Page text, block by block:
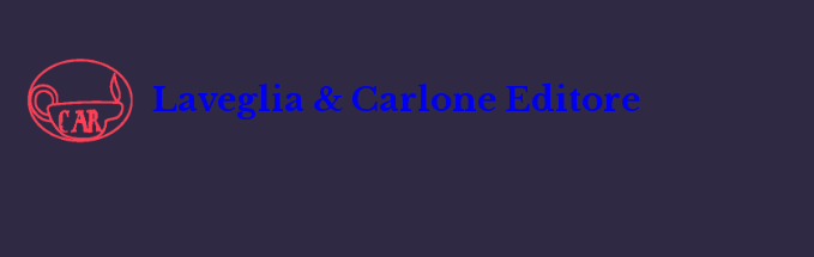
contenuto
Laveglia & Carlone Editore